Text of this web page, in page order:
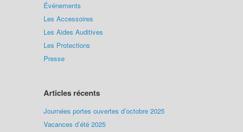
Événements
Les Accessoires
Les Aides Auditives
Les Protections
Presse
Articles récents
Journées portes ouvertes d’octobre 2025
Vacances d’été 2025